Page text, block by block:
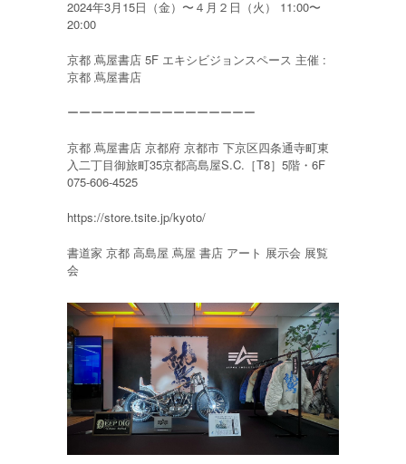
2024年3月15日（金）〜４月２日（火） 11:00〜
20:00
京都 蔦屋書店 5F エキシビジョンスペース 主催 :
京都 蔦屋書店
ーーーーーーーーーーーーーーーー
京都 蔦屋書店 京都府 京都市 下京区四条通寺町東
入二丁目御旅町35京都高島屋S.C.［T8］5階・6F
075-606-4525
https://store.tsite.jp/kyoto/
書道家 京都 高島屋 蔦屋 書店 アート 展示会 展覧
会